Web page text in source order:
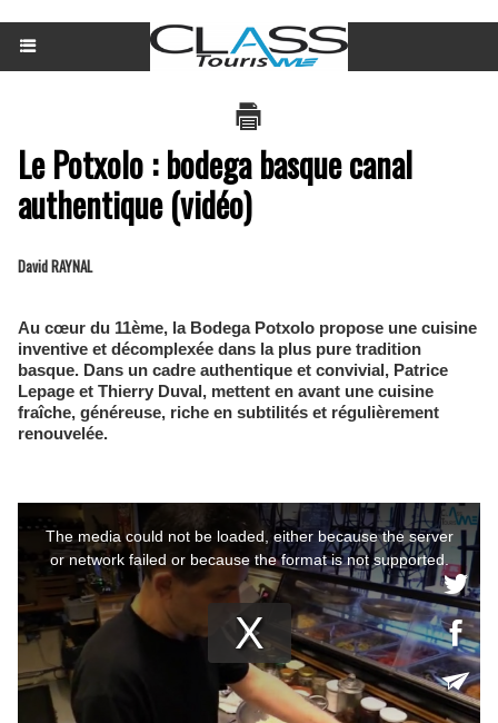
Le Potxolo : bodega basque canal
authentique (vidéo)
David RAYNAL
Au cœur du 11ème, la Bodega Potxolo propose une cuisine
inventive et décomplexée dans la plus pure tradition
basque. Dans un cadre authentique et convivial, Patrice
Lepage et Thierry Duval, mettent en avant une cuisine
fraîche, généreuse, riche en subtilités et régulièrement
renouvelée.